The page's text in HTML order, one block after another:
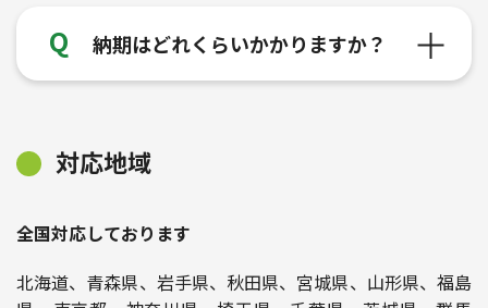
納期はどれくらいかかりますか？
対応地域
全国対応しております
北海道、青森県、岩手県、秋田県、宮城県、山形県、福島